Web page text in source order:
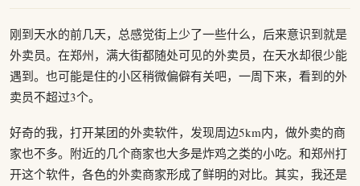
刚到天水的前几天，总感觉街上少了一些什么，后来意识到就是
外卖员。在郑州，满大街都随处可见的外卖员，在天水却很少能
遇到。也可能是住的小区稍微偏僻有关吧，一周下来，看到的外
卖员不超过3个。
好奇的我，打开某团的外卖软件，发现周边5km内，做外卖的商
家也不多。附近的几个商家也大多是炸鸡之类的小吃。和郑州打
开这个软件，各色的外卖商家形成了鲜明的对比。其实，我还是